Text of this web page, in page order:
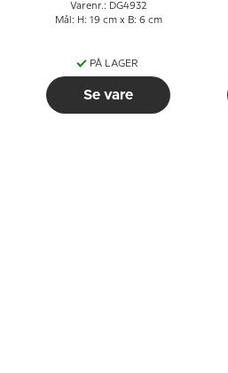
Varenr.: DG4932
Mål: H: 19 cm x B: 6 cm
PÅ LAGER
Se vare